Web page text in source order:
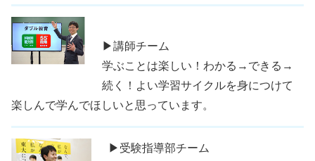
▶講師チーム
学ぶことは楽しい！わかる→できる→
続く！よい学習サイクルを身につけて
楽しんで学んでほしいと思っています。
▶受験指導部チーム